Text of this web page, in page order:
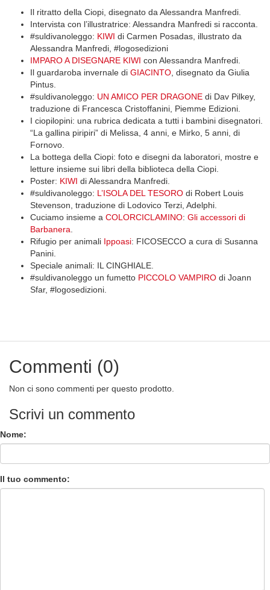
Il ritratto della Ciopi, disegnato da Alessandra Manfredi.
Intervista con l’illustratrice: Alessandra Manfredi si racconta.
#suldivanoleggo: KIWI di Carmen Posadas, illustrato da
Alessandra Manfredi, #logosedizioni
IMPARO A DISEGNARE KIWI con Alessandra Manfredi.
Il guardaroba invernale di GIACINTO , disegnato da Giulia
Pintus.
#suldivanoleggo: UN AMICO PER DRAGONE di Dav Pilkey,
traduzione di Francesca Cristoffanini, Piemme Edizioni.
I ciopilopini: una rubrica dedicata a tutti i bambini disegnatori.
“La gallina piripiri” di Melissa, 4 anni, e Mirko, 5 anni, di
Fornovo.
La bottega della Ciopi: foto e disegni da laboratori, mostre e
letture insieme sui libri della biblioteca della Ciopi.
Poster: KIWI di Alessandra Manfredi.
#suldivanoleggo: L’ISOLA DEL TESORO di Robert Louis
Stevenson, traduzione di Lodovico Terzi, Adelphi.
Cuciamo insieme a COLORCICLAMINO: Gli accessori di
Barbanera
Rifugio per animali Ippoasi: FICOSECCO a cura di Susanna
Panini.
Speciale animali: IL CINGHIALE.
#suldivanoleggo un fumetto PICCOLO VAMPIRO di Joann
Sfar, #logosedizioni.
Commenti (0)
Non ci sono commenti per questo prodotto.
Scrivi un commento
Nome:
Il tuo commento: